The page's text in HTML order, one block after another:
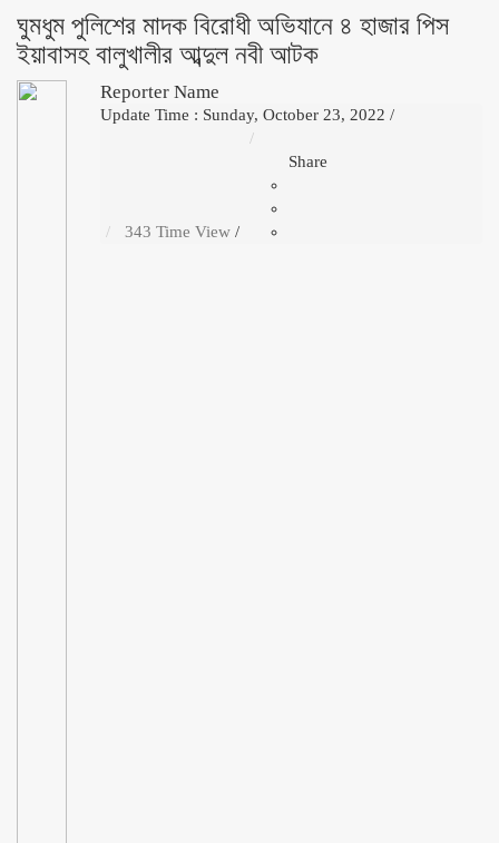
ঘুমধুম পুলিশের মাদক বিরোধী অভিযানে ৪ হাজার পিস
ইয়াবাসহ বালুখালীর আব্দুল নবী আটক
Reporter Name
Update Time : Sunday, October 23, 2022 /
343 Time View/
Share